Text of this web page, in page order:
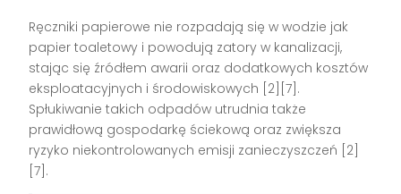
Ręczniki papierowe nie rozpadają się w wodzie jak
papier toaletowy i powodują zatory w kanalizacji,
stając się źródłem awarii oraz dodatkowych kosztów
eksploatacyjnych i środowiskowych [2][7].
Spłukiwanie takich odpadów utrudnia także
prawidłową gospodarkę ściekową oraz zwiększa
ryzyko niekontrolowanych emisji zanieczyszczeń [2]
[7].